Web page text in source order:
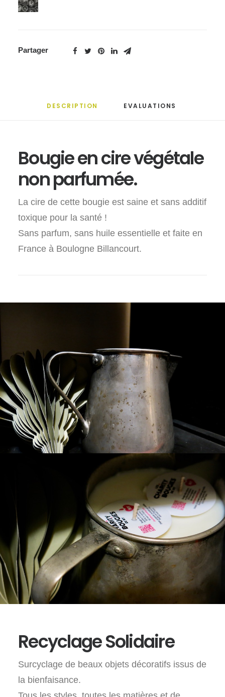
Partager
DESCRIPTION EVALUATIONS
Bougie en cire végétale
non parfumée.
La cire de cette bougie est saine et sans additif
toxique pour la santé !
Sans parfum, sans huile essentielle et faite en
France à Boulogne Billancourt.
Recyclage Solidaire
Surcyclage de beaux objets décoratifs issus de
la bienfaisance.